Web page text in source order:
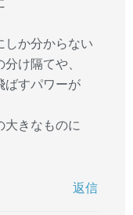
しか分からない
け隔てや、
ばすパワーが
大きなものに
返信